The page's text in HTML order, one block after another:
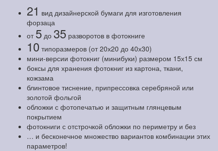
21 вид дизайнерской бумаги для изготовления
форзаца
от 5 до 35 разворотов в фотокниге
10 типоразмеров (от 20х20 до 40х30)
мини-версии фотокниг (минибуки) размером 15х15 см
боксы для хранения фотокниг из картона, ткани,
кожзама
блинтовое тиснение, припрессовка серебряной или
золотой фольгой
обложки с фотопечатью и защитным глянцевым
покрытием
фотокниги с отстрочкой обложки по периметру и без
… и бесконечное множество вариантов комбинации этих
параметров!